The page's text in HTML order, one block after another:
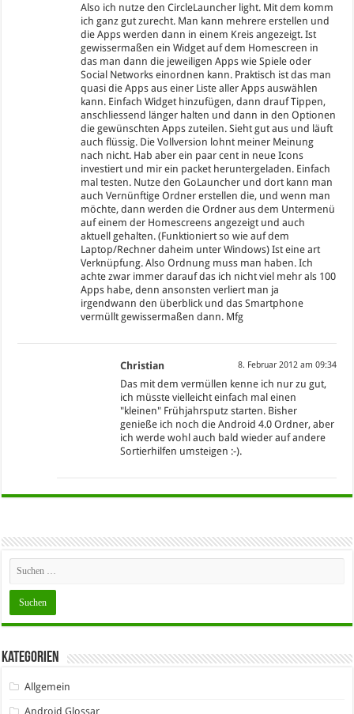
Also ich nutze den CircleLauncher light. Mit dem komm
ich ganz gut zurecht. Man kann mehrere erstellen und
die Apps werden dann in einem Kreis angezeigt. Ist
gewissermaßen ein Widget auf dem Homescreen in
das man dann die jeweiligen Apps wie Spiele oder
Social Networks einordnen kann. Praktisch ist das man
quasi die Apps aus einer Liste aller Apps auswählen
kann. Einfach Widget hinzufügen, dann drauf Tippen,
anschliessend länger halten und dann in den Optionen
die gewünschten Apps zuteilen. Sieht gut aus und läuft
auch flüssig. Die Vollversion lohnt meiner Meinung
nach nicht. Hab aber ein paar cent in neue Icons
investiert und mir ein packet heruntergeladen. Einfach
mal testen. Nutze den GoLauncher und dort kann man
auch Vernünftige Ordner erstellen die, und wenn man
möchte, dann werden die Ordner aus dem Untermenü
auf einem der Homescreens angezeigt und auch
aktuell gehalten. (Funktioniert so wie auf dem
Laptop/Rechner daheim unter Windows) Ist eine art
Verknüpfung. Also Ordnung muss man haben. Ich
achte zwar immer darauf das ich nicht viel mehr als 100
Apps habe, denn ansonsten verliert man ja
irgendwann den überblick und das Smartphone
vermüllt gewissermaßen dann. Mfg
Christian 8. Februar 2012 am 09:34
Das mit dem vermüllen kenne ich nur zu gut,
ich müsste vielleicht einfach mal einen
"kleinen" Frühjahrsputz starten. Bisher
genieße ich noch die Android 4.0 Ordner, aber
ich werde wohl auch bald wieder auf andere
Sortierhilfen umsteigen :-).
Kategorien
Allgemein
Android Glossar